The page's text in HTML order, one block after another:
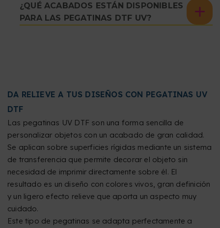
¿QUÉ ACABADOS ESTÁN DISPONIBLES
PARA LAS PEGATINAS DTF UV?
DA RELIEVE A TUS DISEÑOS CON PEGATINAS UV
DTF
Las pegatinas UV DTF son una forma sencilla de
personalizar objetos con un acabado de gran calidad.
Se aplican sobre superficies rígidas mediante un sistema
de transferencia que permite decorar el objeto sin
necesidad de imprimir directamente sobre él. El
resultado es un diseño con colores vivos, gran definición
y un ligero efecto relieve que aporta un aspecto muy
cuidado.
Este tipo de pegatinas se adapta perfectamente a